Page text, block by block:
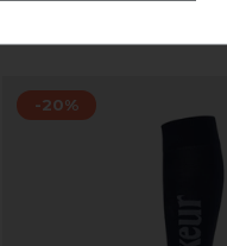
-20%